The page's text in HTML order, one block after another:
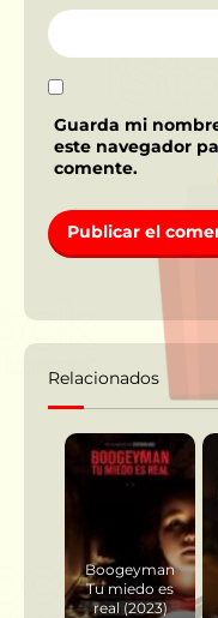
Guarda mi
este navegador
comente.
Relacionados
Boogeyman
Tu miedo es
real (2023)